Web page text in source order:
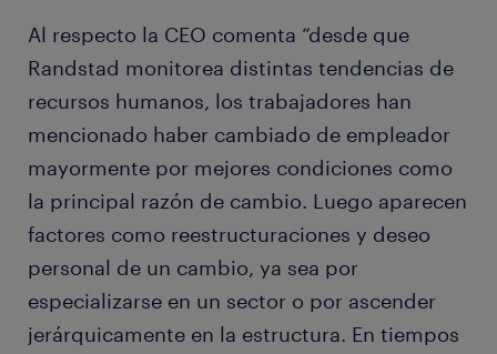
Al respecto la CEO comenta “desde que
Randstad monitorea distintas tendencias de
recursos humanos, los trabajadores han
mencionado haber cambiado de empleador
mayormente por mejores condiciones como
la principal razón de cambio. Luego aparecen
factores como reestructuraciones y deseo
personal de un cambio, ya sea por
especializarse en un sector o por ascender
jerárquicamente en la estructura. En tiempos